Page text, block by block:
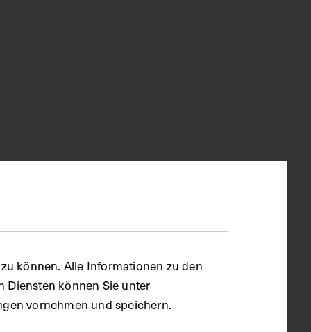
können. Alle Informationen zu den
Diensten können Sie unter
vornehmen und speichern.